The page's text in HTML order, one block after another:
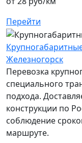
Перейти
Железногорск
Перевозка
специального
подхода.
конструкции по
соблюдение
маршруте.